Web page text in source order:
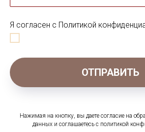
Я согласен с Политикой
ОТПРАВИТЬ
Нажимая на кнопку, вы даете согласие на
данных и соглашаетесь c политикой